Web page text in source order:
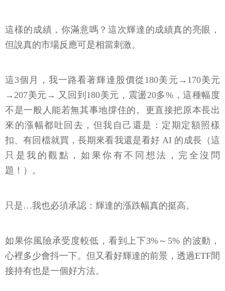
這樣的成績，你滿意嗎？這次輝達的成績真的亮眼，
但說真的市場反應可是相當刺激。
這3個月，我一路看著輝達股價從180美元→170美元
→207美元→ 又回到180美元，震盪20多%，這種幅度
不是一般人能若無其事地撐住的。更直接把原本長出
來的漲幅都吐回去，但我自己還是：定期定額照樣
扣、有回檔就買，長期來看我還是看好 AI 的成長（這
只是我的觀點，如果你有不同想法，完全沒問
題！）。
只是…我也必須承認：輝達的漲跌幅真的挺高。
如果你風險承受度較低，看到上下3%～5% 的波動，
心裡多少會抖一下。但又看好輝達的前景，透過ETF間
接持有也是一個好方法。